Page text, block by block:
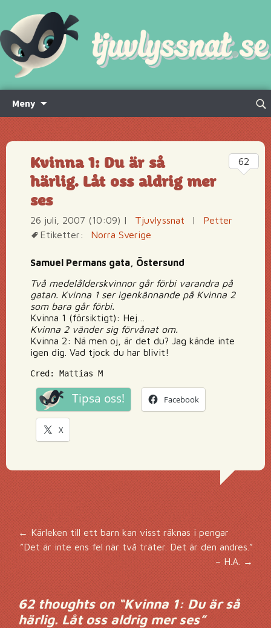
Meny
innehåll
Sök
Kvinna 1: Du är så
härlig. Låt oss aldrig mer
ses
26 juli, 2007 (10:09) | Tjuvlyssnat |
Petter
Etiketter:
Norra Sverige
Samuel Permans gata, Östersund
Två medelålderskvinnor går förbi varandra på
gatan. Kvinna 1 ser igenkännande på Kvinna 2
som bara går förbi.
Kvinna 1 (försiktigt): Hej…
Kvinna 2 vänder sig förvånat om.
Kvinna 2: Nä men oj, är det du? Jag kände inte
igen dig. Vad tjock du har blivit!
Cred: Mattias M
Tipsa oss! Facebook
X
62
Inläggsnavigering
←Kärleken till ett barn kan visst räknas i pengar
”Det är inte ens fel när två träter. Det är den andres.”
– H.A. →
62 thoughts on “Kvinna 1: Du är så
härlig. Låt oss aldrig mer ses”